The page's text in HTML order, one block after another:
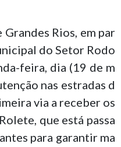
Rios, em par
do Setor Rodo
feira, dia (19 de m
nas estradas d
via a receber os
que está passa
para garantir ma